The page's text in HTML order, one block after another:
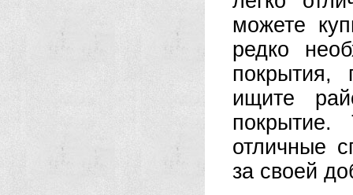
можете
редко
ищите
отличные
за своей